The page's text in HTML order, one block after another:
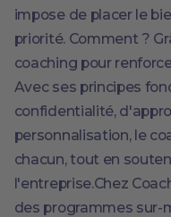
impose de placer le
priorité. Comment ?
coaching pour
Avec ses principes
confidentialité,
personnalisation, le
chacun, tout en
l'entreprise.Chez
des programmes sur-